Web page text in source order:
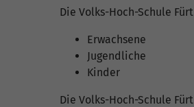
Die Volks-Hoch-Schule
Erwachsene
Jugendliche
Kinder
Die Volks-Hoch-Schule